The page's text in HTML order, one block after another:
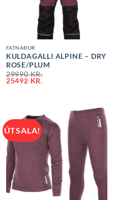
FATNAÐUR
KULDAGALLI ALPINE – DRY
ROSE/PLUM
29990KR.
25492 KR.
ÚTSALA!